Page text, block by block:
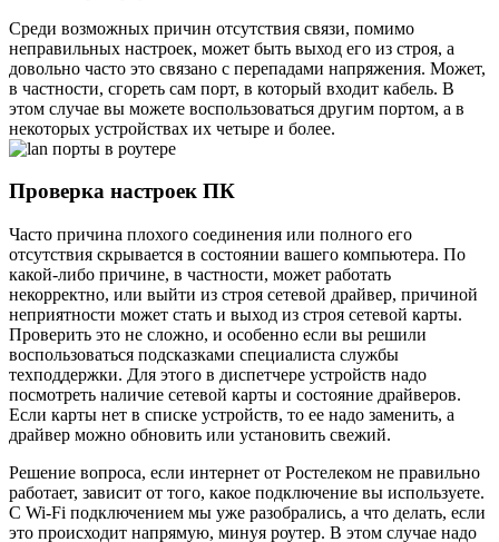
Среди возможных причин отсутствия связи, помимо
неправильных настроек, может быть выход его из строя, а
довольно часто это связано с перепадами напряжения. Может,
в частности, сгореть сам порт, в который входит кабель. В
этом случае вы можете воспользоваться другим портом, а в
некоторых устройствах их четыре и более.
Проверка настроек ПК
Часто причина плохого соединения или полного его
отсутствия скрывается в состоянии вашего компьютера. По
какой-либо причине, в частности, может работать
некорректно, или выйти из строя сетевой драйвер, причиной
неприятности может стать и выход из строя сетевой карты.
Проверить это не сложно, и особенно если вы решили
воспользоваться подсказками специалиста службы
техподдержки. Для этого в диспетчере устройств надо
посмотреть наличие сетевой карты и состояние драйверов.
Если карты нет в списке устройств, то ее надо заменить, а
драйвер можно обновить или установить свежий.
Решение вопроса, если интернет от Ростелеком не правильно
работает, зависит от того, какое подключение вы используете.
С Wi-Fi подключением мы уже разобрались, а что делать, если
это происходит напрямую, минуя роутер. В этом случае надо